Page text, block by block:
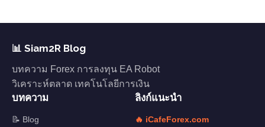
📊 Siam2R Blog
บทความ Forex การลงทุน EA Robot
วิเคราะห์ตลาด เทคโนโลยีการเงิน
บทความ
📝 Blog
ลิงก์แนะนำ
🔥 iCafeForex.com